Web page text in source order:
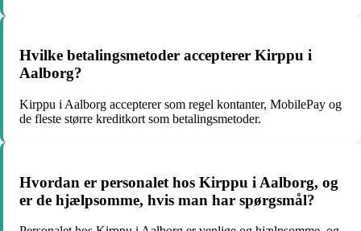
Hvilke betalingsmetoder accepterer Kirppu i
Aalborg?
Kirppu i Aalborg accepterer som regel kontanter, MobilePay og
de fleste større kreditkort som betalingsmetoder.
Hvordan er personalet hos Kirppu i Aalborg, og
er de hjælpsomme, hvis man har spørgsmål?